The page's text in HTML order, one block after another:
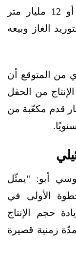
مكعّبة من الغاز الطبيعي يوميًا، أو 12 مليار متر
الغاز وبيعه
من المتوقع أن
2025- بزيادة الإنتاج من الحقل
إلى نحو 1.4 مليار قدم مكعّبة من
أبو: "يمثّل
الأولى في
حجم الإنتاج
زمنية قصيرة